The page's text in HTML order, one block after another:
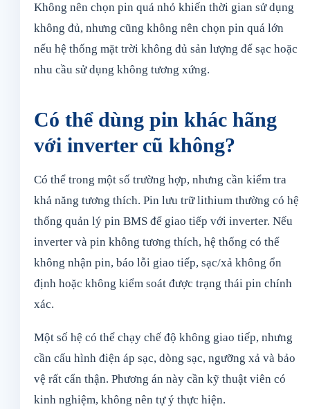
Không nên chọn pin quá nhỏ khiến thời gian sử dụng
không đủ, nhưng cũng không nên chọn pin quá lớn
nếu hệ thống mặt trời không đủ sản lượng để sạc hoặc
nhu cầu sử dụng không tương xứng.
Có thể dùng pin khác hãng
với inverter cũ không?
Có thể trong một số trường hợp, nhưng cần kiểm tra
khả năng tương thích. Pin lưu trữ lithium thường có hệ
thống quản lý pin BMS để giao tiếp với inverter. Nếu
inverter và pin không tương thích, hệ thống có thể
không nhận pin, báo lỗi giao tiếp, sạc/xả không ổn
định hoặc không kiểm soát được trạng thái pin chính
xác.
Một số hệ có thể chạy chế độ không giao tiếp, nhưng
cần cấu hình điện áp sạc, dòng sạc, ngưỡng xả và bảo
vệ rất cẩn thận. Phương án này cần kỹ thuật viên có
kinh nghiệm, không nên tự ý thực hiện.